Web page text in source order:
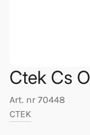
Ctek Cs
Art. nr 70448
CTEK